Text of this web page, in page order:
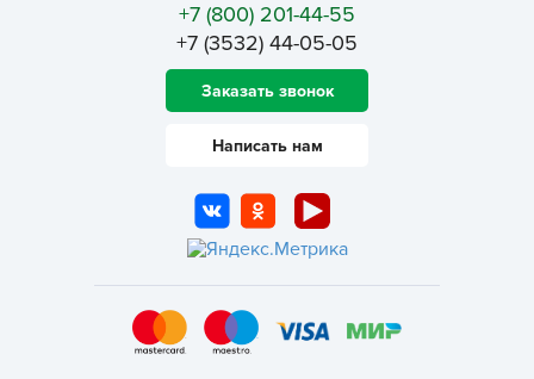
+7 (800) 201-44-55
+7 (3532) 44-05-05
Заказать звонок
Написать нам